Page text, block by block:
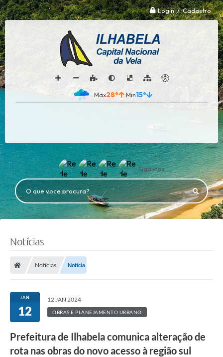
Login / Cadastro
28° 15°
Siga-nos
O que voce procura?
Notícias
Notícias Notícia
JAN
12
12 JAN 2024
OBRAS E PLANEJAMENTO URBANO
Prefeitura de Ilhabela comunica alteração de
rota nas obras do novo acesso à região sul